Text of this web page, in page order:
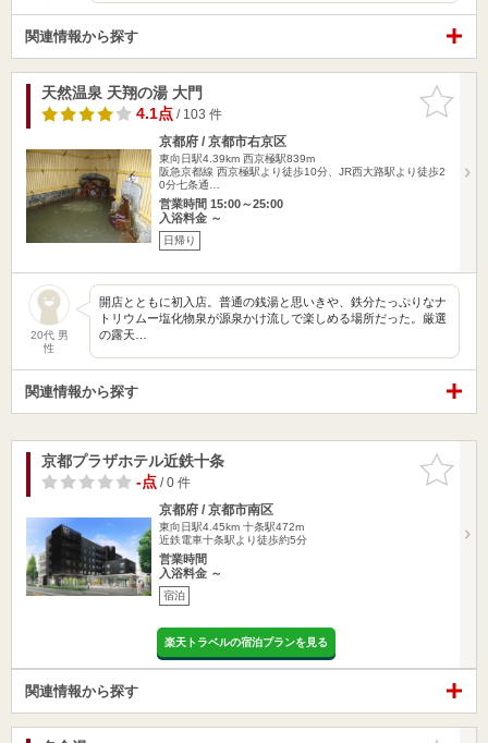
関連情報から探す
お気に入
りに追加
天然温泉 天翔の湯 大門
4.1点/ 103 件
京都府 / 京都市右京区
東向日駅4.39km 西京極駅839m
阪急京都線 西京極駅より徒歩10分、JR西大路駅より徒歩2
0分七条通…
営業時間 15:00～25:00
入浴料金 ～
日帰り
20代 男
性
開店とともに初入店。普通の銭湯と思いきや、鉄分たっぷりなナ
トリウムー塩化物泉が源泉かけ流しで楽しめる場所だった。厳選
の露天…
関連情報から探す
お気に入
りに追加
京都プラザホテル近鉄十条
-点/ 0 件
京都府 / 京都市南区
東向日駅4.45km 十条駅472m
近鉄電車十条駅より徒歩約5分
営業時間
入浴料金 ～
宿泊
楽天トラベルの宿泊プランを見る
関連情報から探す